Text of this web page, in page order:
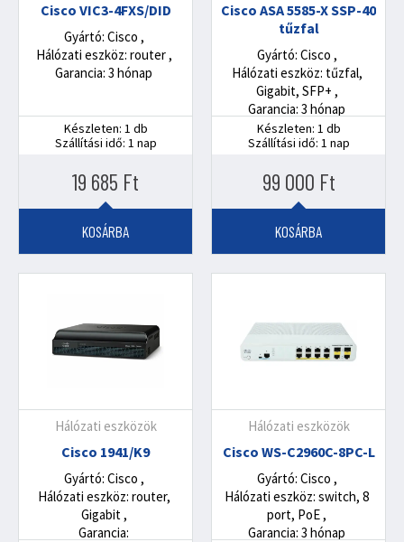
Cisco VIC3-4FXS/DID
Gyártó: Cisco
Hálózati eszköz: router
Garancia: 3 hónap
Készleten: 1 db
Szállítási idő: 1 nap
19 685 Ft
KOSÁRBA
Cisco ASA 5585-X SSP-40
tűzfal
Gyártó: Cisco
Hálózati eszköz: tűzfal,
Gigabit, SFP+
Garancia: 3 hónap
Készleten: 1 db
Szállítási idő: 1 nap
99 000 Ft
KOSÁRBA
Hálózati eszközök
Cisco 1941/K9
Gyártó: Cisco
Hálózati eszköz: router,
Gigabit
Garancia:
Hálózati eszközök
Cisco WS-C2960C-8PC-L
Gyártó: Cisco
Hálózati eszköz: switch, 8
port, PoE
Garancia: 3 hónap